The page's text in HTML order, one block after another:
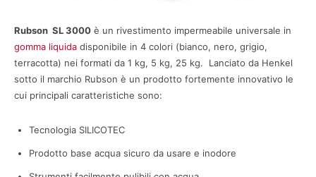
Rubson SL 3000 è un rivestimento impermeabile universale in
gomma liquida disponibile in 4 colori (bianco, nero, grigio,
terracotta) nei formati da 1 kg, 5 kg, 25 kg. Lanciato da Henkel
sotto il marchio Rubson è un prodotto fortemente innovativo le
cui principali caratteristiche sono:
Tecnologia SILICOTEC
Prodotto base acqua sicuro da usare e inodore